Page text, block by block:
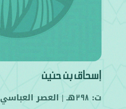
إسحاق بن حنين
ت: 298هـ | العصر العباسي